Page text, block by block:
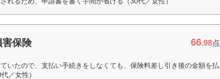
害保険 66.98点
いたので、支払い手続きをしなくても、保険料差し引き後の金額を払
／女性）